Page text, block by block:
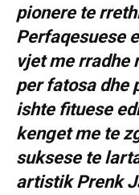
pionere te
Perfaqesuese
vjet me rradhe
per fatosa dhe
ishte fituese
kenget me te
suksese te
artistik Prenk